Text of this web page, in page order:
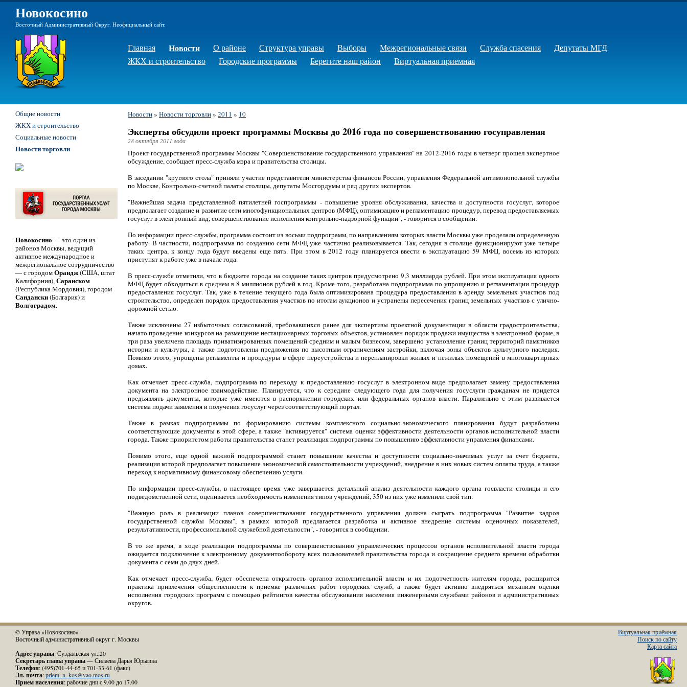
Новокосино
Восточный Административный Округ. Неофициальный сайт.
Главная Новости О районе Структура управы Выборы Межрегиональные связи Служба спасения
Депутаты МГД
ЖКХ и строительство
Городские программы Берегите наш район Виртуальная приемная
Новости» Новости торговли» 2011 » 10
Эксперты обсудили проект программы Москвы до 2016 года по совершенствованию госуправления
28 октября 2011 года
Проект государственной программы Москвы "Совершенствование государственного управления" на 2012-2016 годы в четверг прошел экспертное
обсуждение, сообщает пресс-служба мэра и правительства столицы.
В заседании "круглого стола" приняли участие представители министерства финансов России, управления Федеральной антимонопольной службы
по Москве, Контрольно-счетной палаты столицы, депутаты Мосгордумы и ряд других экспертов.
"Важнейшая задача представленной пятилетней госпрограммы - повышение уровня обслуживания, качества и доступности госуслуг, которое
предполагает создание и развитие сети многофункциональных центров (МФЦ), оптимизацию и регламентацию процедур, перевод предоставляемых
госуслуг в электронный вид, совершенствование исполнения контрольно-надзорной функции", - говорится в сообщении.
По информации пресс-службы, программа состоит из восьми подпрограмм, по направлениям которых власти Москвы уже проделали определенную
работу. В частности, подпрограмма по созданию сети МФЦ уже частично реализовывается. Так, сегодня в столице функционируют уже четыре
таких центра, к концу года будут введены еще пять. При этом в 2012 году планируется ввести в эксплуатацию 59 МФЦ, восемь из которых
приступят к работе уже в начале года.
В пресс-службе отметили, что в бюджете города на создание таких центров предусмотрено 9,3 миллиарда рублей. При этом эксплуатация одного
МФЦ будет обходиться в среднем в 8 миллионов рублей в год. Кроме того, разработана подпрограмма по упрощению и регламентации процедур
предоставления госуслуг. Так, уже в течение текущего года была оптимизирована процедура предоставления в аренду земельных участков под
строительство, определен порядок предоставления участков по итогам аукционов и устранены пересечения границ земельных участков с улично-
дорожной сетью.
Также исключены 27 избыточных согласований, требовавшихся ранее для экспертизы проектной документации в области градостроительства,
начато проведение конкурсов на размещение нестационарных торговых объектов, установлен порядок продажи имущества в электронной форме, в
три раза увеличена площадь приватизированных помещений средним и малым бизнесом, завершено установление границ территорий памятников
истории и культуры, а также подготовлены предложения по высотным ограничениям застройки, включая зоны объектов культурного наследия.
Помимо этого, упрощены регламенты и процедуры в сфере переустройства и перепланировки жилых и нежилых помещений в многоквартирных
домах.
Как отмечает пресс-служба, подпрограмма по переходу к предоставлению госуслуг в электронном виде предполагает замену предоставления
документа на электронное взаимодействие. Планируется, что к середине следующего года для получения госуслуги гражданам не придется
предъявлять документы, которые уже имеются в распоряжении городских или федеральных органов власти. Параллельно с этим развивается
система подачи заявления и получения госуслуг через соответствующий портал.
Также в рамках подпрограммы по формированию системы комплексного социально-экономического планирования будут разработаны
соответствующие документы в этой сфере, а также "активируется" система оценки эффективности деятельности органов исполнительной власти
города. Также приоритетом работы правительства станет реализация подпрограммы по повышению эффективности управления финансами.
Помимо этого, еще одной важной подпрограммой станет повышение качества и доступности социально-значимых услуг за счет бюджета,
реализация которой предполагает повышение экономической самостоятельности учреждений, внедрение в них новых систем оплаты труда, а также
переход к нормативному финансовому обеспечению услуги.
По информации пресс-службы, в настоящее время уже завершается детальный анализ деятельности каждого органа госвласти столицы и его
подведомственной сети, оценивается необходимость изменения типов учреждений, 350 из них уже изменили свой тип.
"Важную роль в реализации планов совершенствования государственного управления должна сыграть подпрограмма "Развитие кадров
государственной службы Москвы", в рамках которой предлагается разработка и активное внедрение системы оценочных показателей,
результативности, профессиональной служебной деятельности", - говорится в сообщении.
В то же время, в ходе реализации подпрограммы по совершенствованию управленческих процессов органов исполнительной власти города
ожидается подключение к электронному документообороту всех пользователей правительства города и сокращение среднего времени обработки
документа с семи до двух дней.
Как отмечает пресс-служба, будет обеспечена открытость органов исполнительной власти и их подотчетность жителям города, расширится
практика привлечения общественности к приемке различных работ городских служб, а также будет активно внедряться механизм оценки
исполнения городских программ с помощью рейтингов качества обслуживания населения инженерными службами районов и административных
округов.
Общие новости
ЖКХ и строительство
Социальные новости
Новости торговли
Новокосино — это один из
районов Москвы, ведущий
активное международное и
межрегиональное сотрудничество
— с городомОрандж(США, штат
Калифорния),Саранском
(Республика Мордовия), городом
Сандански(Болгария) и
Волгоградом.
© Управа «Новокосино»
Восточный административный округ г. Москвы
Адрес управы: Суздальская ул.,20
Секретарь главы управы — Силаева Дарья Юрьевна
Телефон: (495)701-44-65 и 701-33-61 (факс)
Эл. почта: priem_n_kos@vao.mos.ru
Прием населения: рабочие дни с 9.00 до 17.00
Виртуальная приёмная
Поиск по сайту
Карта сайта